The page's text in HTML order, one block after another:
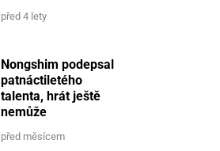
před 4 lety
Nongshim podepsal
patnáctiletého
talenta, hrát ještě
nemůže
před měsícem